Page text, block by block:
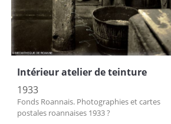
Intérieur atelier de teinture
1933
Fonds Roannais. Photographies et cartes
postales roannaises 1933 ?